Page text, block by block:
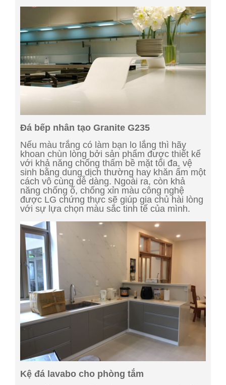
Đá bếp nhân tạo Granite G235
Nếu màu trắng có làm bạn lo lắng thì hãy
khoan chùn lòng bởi sản phẩm được thiết kế
với khả năng chống thấm bề mặt tối đa, vệ
sinh bằng dung dịch thường hay khăn ấm một
cách vô cùng dễ dàng. Ngoài ra, còn khả
năng chống ố, chống xỉn màu công nghệ
được LG chứng thực sẽ giúp gia chủ hài lòng
với sự lựa chọn màu sắc tinh tế của mình.
Kệ đá lavabo cho phòng tắm